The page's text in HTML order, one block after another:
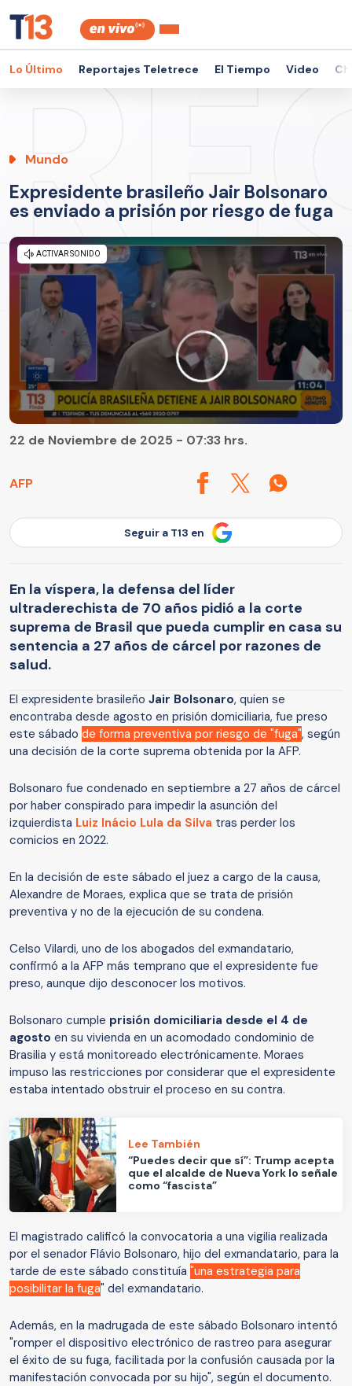
Lo Último Reportajes Teletrece El Tiempo Video
Mundo
Expresidente brasileño Jair Bolsonaro
es enviado a prisión por riesgo de fuga
AFP
22 de Noviembre de 2025 - 07:33 hrs.
Seguir a T13 en
En la víspera, la defensa del líder
ultraderechista de 70 años pidió a la corte
suprema de Brasil que pueda cumplir en casa su
sentencia a 27 años de cárcel por razones de
salud.
El expresidente brasileño Jair Bolsonaro, quien se
encontraba desde agosto en prisión domiciliaria, fue preso
este sábado de forma preventiva por riesgo de "fuga", según
una decisión de la corte suprema obtenida por la AFP.
Bolsonaro fue condenado en septiembre a 27 años de cárcel
por haber conspirado para impedir la asunción del
izquierdista Luiz Inácio Lula da Silva tras perder los
comicios en 2022.
En la decisión de este sábado el juez a cargo de la causa,
Alexandre de Moraes, explica que se trata de prisión
preventiva y no de la ejecución de su condena.
Celso Vilardi, uno de los abogados del exmandatario,
confirmó a la AFP más temprano que el expresidente fue
preso, aunque dijo desconocer los motivos.
Bolsonaro cumple prisión domiciliaria desde el 4 de
agosto en su vivienda en un acomodado condominio de
Brasilia y está monitoreado electrónicamente. Moraes
impuso las restricciones por considerar que el expresidente
estaba intentado obstruir el proceso en su contra.
Lee También
“Puedes decir que sí”: Trump acepta
que el alcalde de Nueva York lo señale
como “fascista”
El magistrado calificó la convocatoria a una vigilia realizada
por el senador Flávio Bolsonaro, hijo del exmandatario, para la
tarde de este sábado constituía "una estrategia para
posibilitar la fuga" del exmandatario.
Además, en la madrugada de este sábado Bolsonaro intentó
"romper el dispositivo electrónico de rastreo para asegurar
el éxito de su fuga, facilitada por la confusión causada por la
manifestación convocada por su hijo", según el documento.